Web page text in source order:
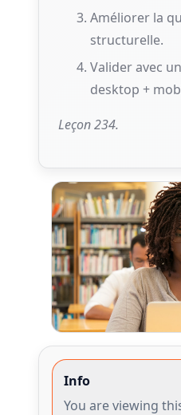
Améliorer la
structurelle.
Valider avec
desktop +
Leçon 234.
Info
You are viewing